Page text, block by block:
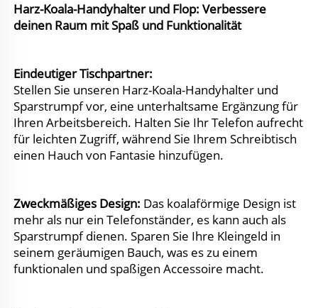
Harz-Koala-Handyhalter und Flop: Verbessere
deinen Raum mit Spaß und Funktionalität
Eindeutiger Tischpartner:
Stellen Sie unseren Harz-Koala-Handyhalter und
Sparstrumpf vor, eine unterhaltsame Ergänzung für
Ihren Arbeitsbereich. Halten Sie Ihr Telefon aufrecht
für leichten Zugriff, während Sie Ihrem Schreibtisch
einen Hauch von Fantasie hinzufügen.
Zweckmäßiges Design: Das koalaförmige Design ist
mehr als nur ein Telefonständer, es kann auch als
Sparstrumpf dienen. Sparen Sie Ihre Kleingeld in
seinem geräumigen Bauch, was es zu einem
funktionalen und spaßigen Accessoire macht.